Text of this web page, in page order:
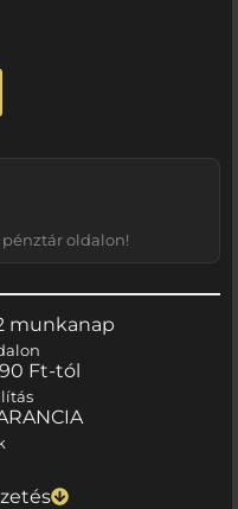
oldalon!
munkanap
Ft-tól